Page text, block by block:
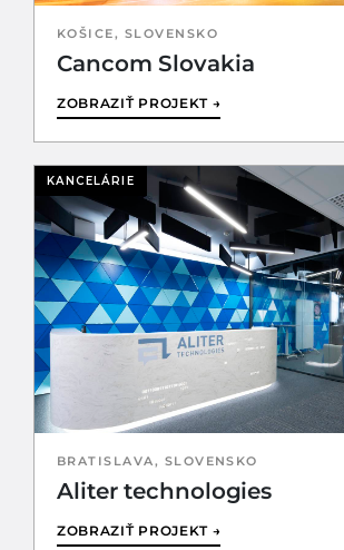
KOŠICE, SLOVENSKO
Cancom Slovakia
ZOBRAZIŤ PROJEKT →
KANCELÁRIE
BRATISLAVA, SLOVENSKO
Aliter technologies
ZOBRAZIŤ PROJEKT →